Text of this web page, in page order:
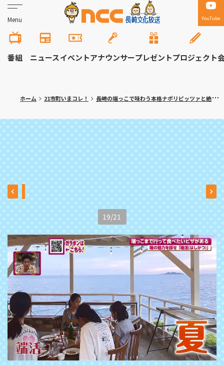
Menu YouTube
番組 ニュースイベントアナウンサープレゼントプロジェクト
ホーム 21市町いまコレ！ 長崎の端っこで味わう本格ナポリピッツァと絶景 長崎市「Bremari（ブレマリー）」
19/21